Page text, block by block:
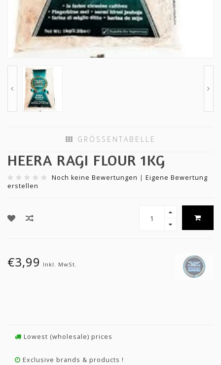
GRÖSSENTABELLE
HEERA RAGI FLOUR 1KG
Noch keine Bewertungen | Eigene Bewertung
erstellen
€3,99 Inkl. MwSt.
Lowest (wholesale) prices
Exclusive brands & products !